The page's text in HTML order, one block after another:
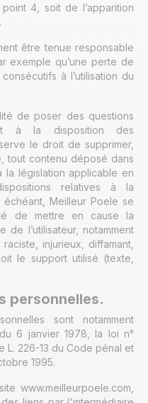
4, soit de l’apparition
être tenue responsable
exemple qu’une perte de
à l’utilisation du
de poser des questions
à la disposition des
le droit de supprimer,
tout contenu déposé dans
législation applicable en
relatives à la
Meilleur Poele se
de mettre en cause la
l’utilisateur, notamment
injurieux, diffamant,
le support utilisé (texte,
personnelles.
sont notamment
6 janvier 1978, la loi n°
L. 226-13 du Code pénal et
1995.
www.meilleurpoele.com,